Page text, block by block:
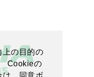
上の目的の
Cookieの
は、同意ボ